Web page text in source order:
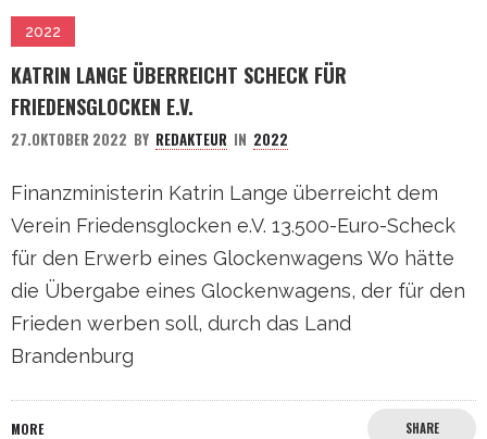
2022
KATRIN LANGE ÜBERREICHT SCHECK FÜR
FRIEDENSGLOCKEN E.V.
27.OKTOBER 2022 BY REDAKTEUR IN 2022
Finanzministerin Katrin Lange überreicht dem
Verein Friedensglocken e.V. 13.500-Euro-Scheck
für den Erwerb eines Glockenwagens Wo hätte
die Übergabe eines Glockenwagens, der für den
Frieden werben soll, durch das Land
Brandenburg
MORE SHARE